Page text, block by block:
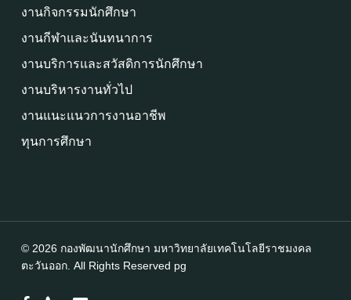
งานกิจกรรมนักศึกษา
งานกีฬาและนันทนาการ
งานบริการและสวัสดิการนักศึกษา
งานบริหารงานทั่วไป
งานแนะแนวการงานอาชีพ
ทุนการศึกษา
© 2026 กองพัฒนานักศึกษา มหาวิทยาลัยเทคโนโลยีราชมงคล
ตะวันออก. All Rights Reserved pg